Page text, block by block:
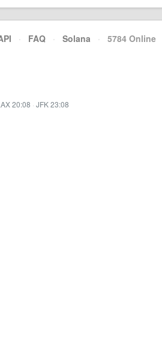
· FAQ · Solana · 5784 Online
20:08 · JFK 23:08